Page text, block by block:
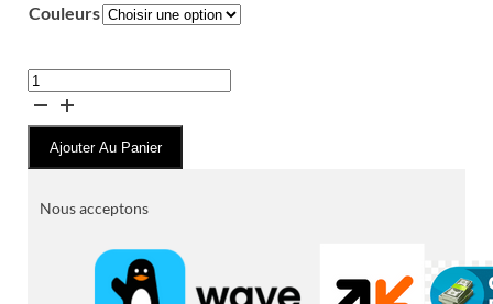
Couleurs
quantité
de
Baskets
Élégantes
Empiècements
Ajouter Au Panier
Nous acceptons